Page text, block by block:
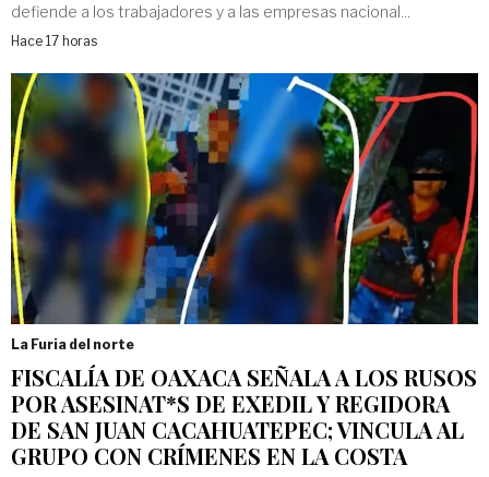
defiende a los trabajadores y a ‌las empresas nacional...
Hace 17 horas
La Furia del norte
FISCALÍA DE OAXACA SEÑALA A LOS RUSOS
POR ASESINAT*S DE EXEDIL Y REGIDORA
DE SAN JUAN CACAHUATEPEC; VINCULA AL
GRUPO CON CRÍMENES EN LA COSTA